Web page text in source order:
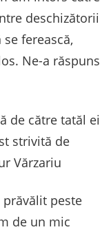
deschizătorii
ferească,
Ne-a răspuns
de către tatăl ei
strivită de
Vărzariu
peste
de un mic